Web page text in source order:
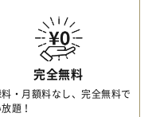
完全無料
・月額料なし、完全無料で
題！